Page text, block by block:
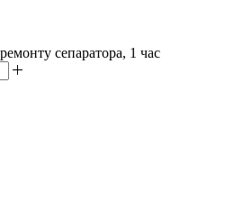
сепаратора, 1 час